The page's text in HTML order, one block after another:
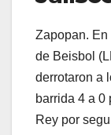
Zapopan.
de Beisbol
derrotaron a
barrida 4 a 0
Rey por